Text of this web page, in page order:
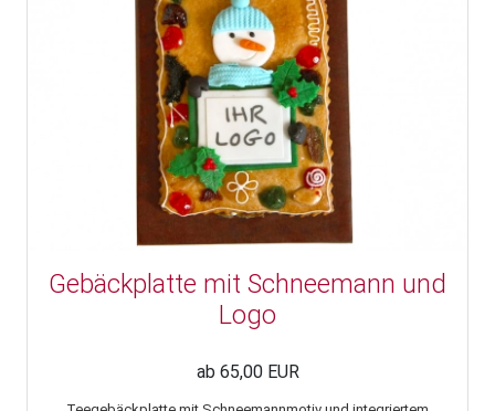
Gebäckplatte mit Schneemann und
Logo
ab 65,00 EUR